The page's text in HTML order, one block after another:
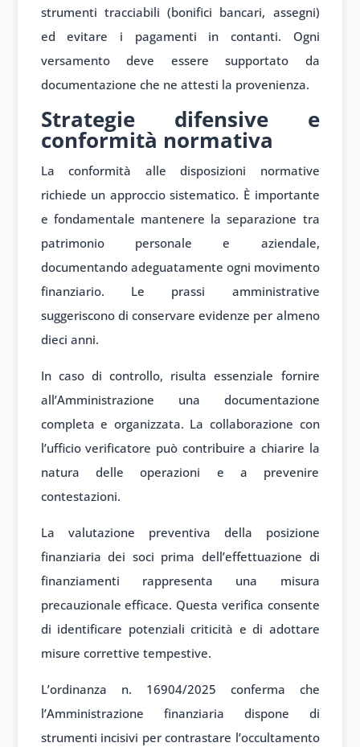
strumenti tracciabili (bonifici bancari, assegni)
ed evitare i pagamenti in contanti. Ogni
versamento deve essere supportato da
documentazione che ne attesti la provenienza.
Strategie difensive e
conformità normativa
La conformità alle disposizioni normative
richiede un approccio sistematico. È importante
e fondamentale mantenere la separazione tra
patrimonio personale e aziendale,
documentando adeguatamente ogni movimento
finanziario. Le prassi amministrative
suggeriscono di conservare evidenze per almeno
dieci anni.
In caso di controllo, risulta essenziale fornire
all’Amministrazione una documentazione
completa e organizzata. La collaborazione con
l’ufficio verificatore può contribuire a chiarire la
natura delle operazioni e a prevenire
contestazioni.
La valutazione preventiva della posizione
finanziaria dei soci prima dell’effettuazione di
finanziamenti rappresenta una misura
precauzionale efficace. Questa verifica consente
di identificare potenziali criticità e di adottare
misure correttive tempestive.
L’ordinanza n. 16904/2025 conferma che
l’Amministrazione finanziaria dispone di
strumenti incisivi per contrastare l’occultamento